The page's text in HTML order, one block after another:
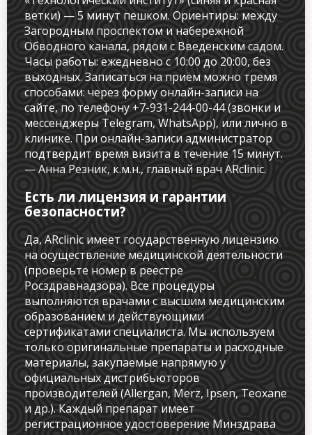
ветки) — 5 минут пешком. Ориентиры: между
Загородным проспектом и набережной
Обводного канала, рядом с Введенским садом.
Часы работы: ежедневно с 10:00 до 20:00, без
выходных. Записаться на приём можно тремя
способами: через форму онлайн-записи на
сайте, по телефону +7-931-244-00-44 (звонки и
мессенджеры Telegram, WhatsApp), или лично в
клинике. При онлайн-записи администратор
подтвердит время визита в течение 15 минут.
— Анна Резник, к.м.н., главный врач ARclinic.
Есть ли лицензия и гарантии
безопасности?
Да, ARclinic имеет государственную лицензию
на осуществление медицинской деятельности
(проверьте номер в реестре
Росздравнадзора). Все процедуры
выполняются врачами с высшим медицинским
образованием и действующими
сертификатами специалиста. Мы используем
только оригинальные препараты и расходные
материалы, закупаемые напрямую у
официальных дистрибьюторов
производителей (Allergan, Merz, Ipsen, Teoxane
и др.). Каждый препарат имеет
регистрационное удостоверение Минздрава